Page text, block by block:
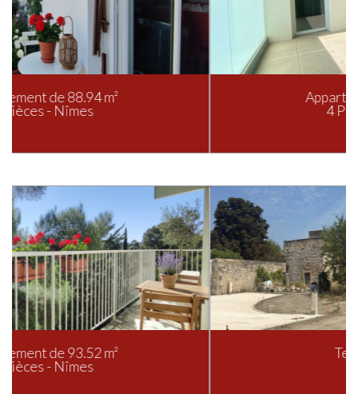
Appartement de 96.5 m²